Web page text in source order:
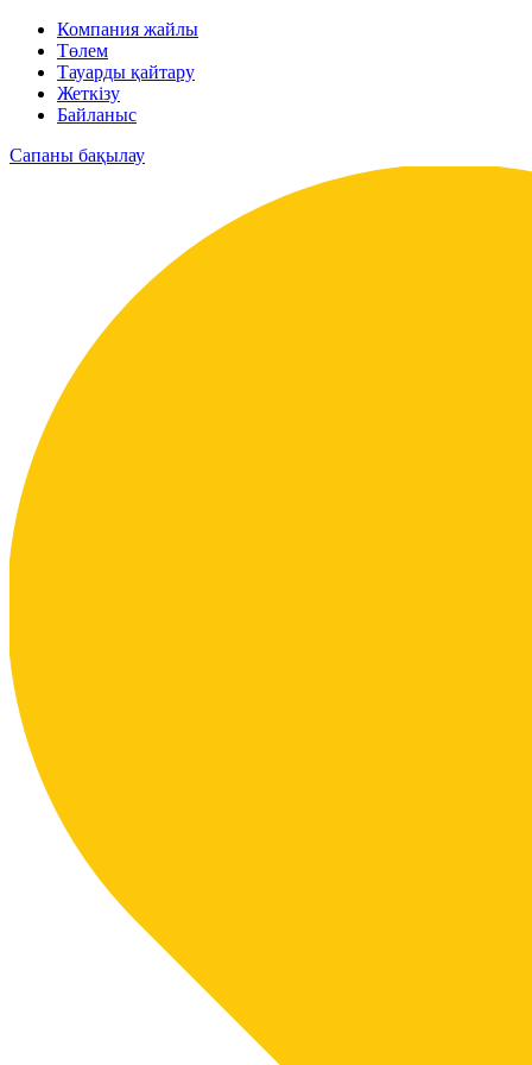
Компания жайлы
Төлем
Тауарды қайтару
Жеткізу
Байланыс
Сапаны бақылау